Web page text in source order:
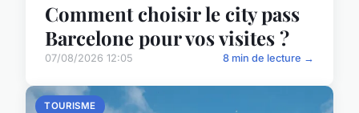
Comment choisir le city pass
Barcelone pour vos visites ?
07/08/2026 12:05 8 min de lecture →
TOURISME